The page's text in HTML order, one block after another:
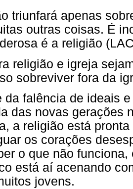
triunfará apenas
outras coisas. É
é a religião
religião e igreja
sobreviver fora da
da falência de ideais
das novas gerações
a religião está
os corações
o que não
está aí acenando
jovens.